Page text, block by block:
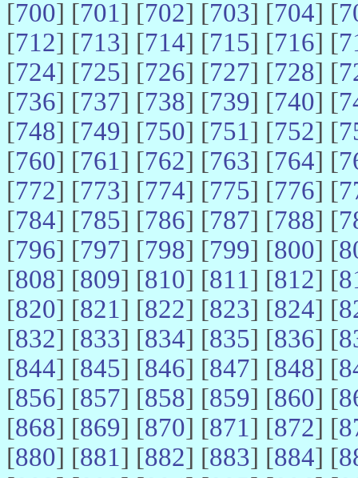
[700] [701] [702] [703] [704] [
[712] [713] [714] [715] [716] [
[724] [725] [726] [727] [728] [
[736] [737] [738] [739] [740] [
[748] [749] [750] [751] [752] [
[760] [761] [762] [763] [764] [
[772] [773] [774] [775] [776] [
[784] [785] [786] [787] [788] [
[796] [797] [798] [799] [800] [
[808] [809] [810] [811] [812] [
[820] [821] [822] [823] [824] [
[832] [833] [834] [835] [836] [
[844] [845] [846] [847] [848] [
[856] [857] [858] [859] [860] [
[868] [869] [870] [871] [872] [
[880] [881] [882] [883] [884] [